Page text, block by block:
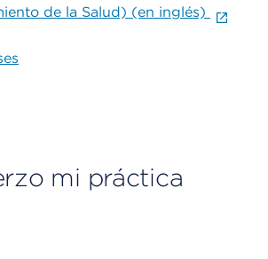
de la Salud) (en inglés)
mi práctica